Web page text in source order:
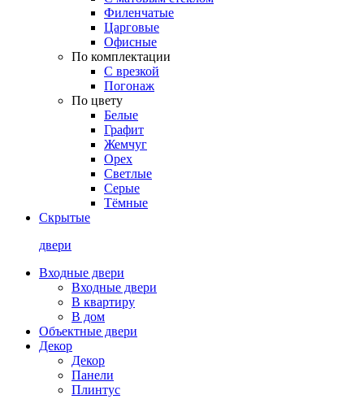
Филенчатые
Царговые
Офисные
По комплектации
С врезкой
Погонаж
По цвету
Белые
Графит
Жемчуг
Орех
Светлые
Серые
Тёмные
Скрытые
двери
Входные двери
Входные двери
В квартиру
В дом
Объектные двери
Декор
Декор
Панели
Плинтус